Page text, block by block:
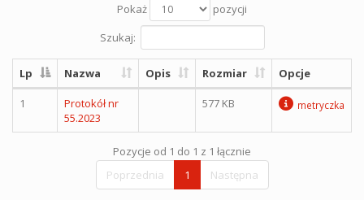
Pokaż
pozycji
Szukaj:
Lp Nazwa Opis Rozmiar Opcje
1
Protokół nr
55.2023
577 KB metryczka
Pozycje od 1 do 1 z 1 łącznie
Poprzednia
1 Następna